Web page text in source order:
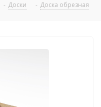
- Доски - Доска обрезная